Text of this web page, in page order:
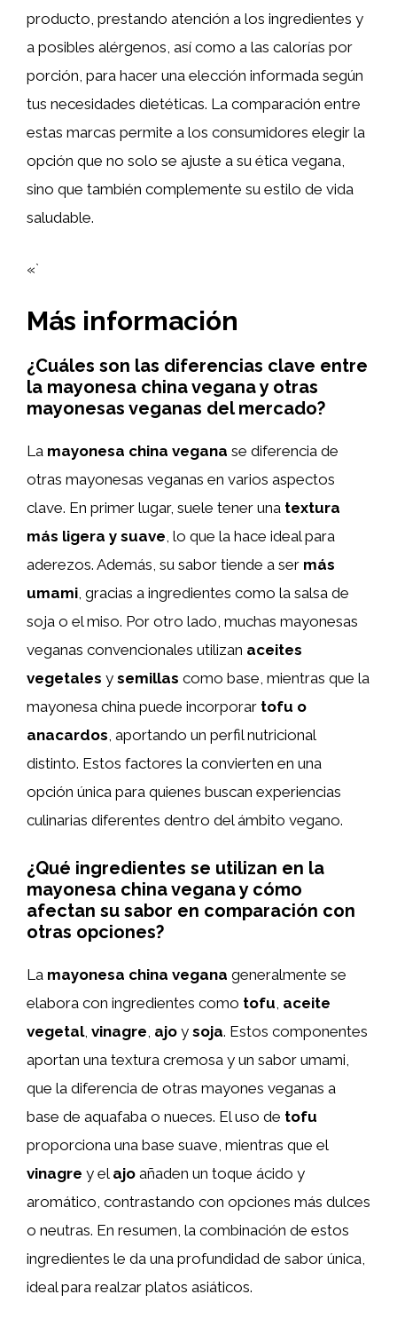
producto, prestando atención a los ingredientes y
a posibles alérgenos, así como a las calorías por
porción, para hacer una elección informada según
tus necesidades dietéticas. La comparación entre
estas marcas permite a los consumidores elegir la
opción que no solo se ajuste a su ética vegana,
sino que también complemente su estilo de vida
saludable.
«`
Más información
¿Cuáles son las diferencias clave entre
la mayonesa china vegana y otras
mayonesas veganas del mercado?
La mayonesa china vegana se diferencia de
otras mayonesas veganas en varios aspectos
clave. En primer lugar, suele tener una textura
más ligera y suave, lo que la hace ideal para
aderezos. Además, su sabor tiende a ser más
umami, gracias a ingredientes como la salsa de
soja o el miso. Por otro lado, muchas mayonesas
veganas convencionales utilizan aceites
vegetales y semillas como base, mientras que la
mayonesa china puede incorporar tofu o
anacardos, aportando un perfil nutricional
distinto. Estos factores la convierten en una
opción única para quienes buscan experiencias
culinarias diferentes dentro del ámbito vegano.
¿Qué ingredientes se utilizan en la
mayonesa china vegana y cómo
afectan su sabor en comparación con
otras opciones?
La mayonesa china vegana generalmente se
elabora con ingredientes como tofu aceite
vegetal, vinagre ajo y soja. Estos componentes
aportan una textura cremosa y un sabor umami,
que la diferencia de otras mayones veganas a
base de aquafaba o nueces. El uso de tofu
proporciona una base suave, mientras que el
vinagre y el ajo añaden un toque ácido y
aromático, contrastando con opciones más dulces
o neutras. En resumen, la combinación de estos
ingredientes le da una profundidad de sabor única,
ideal para realzar platos asiáticos.